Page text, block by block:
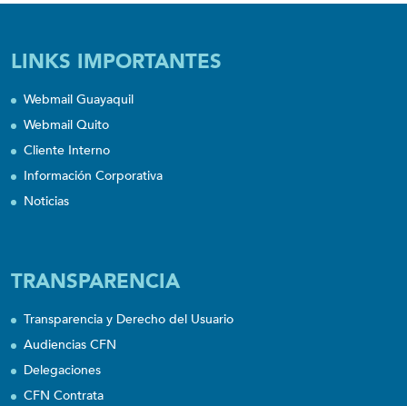
LINKS IMPORTANTES
Webmail Guayaquil
Webmail Quito
Cliente Interno
Información Corporativa
Noticias
TRANSPARENCIA
Transparencia y Derecho del Usuario
Audiencias CFN
Delegaciones
CFN Contrata